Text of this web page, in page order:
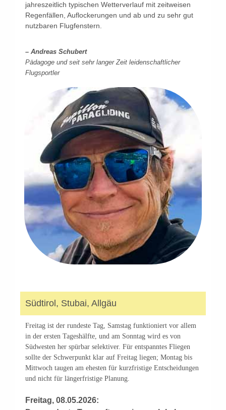
jahreszeitlich typischen Wetterverlauf mit zeitweisen
Regenfällen, Auflockerungen und ab und zu sehr gut
nutzbaren Flugfenstern.
– Andreas Schubert
Pädagoge und seit sehr langer Zeit leidenschaftlicher
Flugsportler
Südtirol, Stubai, Allgäu
Freitag ist der rundeste Tag, Samstag funktioniert vor allem
in der ersten Tageshälfte, und am Sonntag wird es von
Südwesten her spürbar selektiver. Für entspanntes Fliegen
sollte der Schwerpunkt klar auf Freitag liegen; Montag bis
Mittwoch taugen am ehesten für kurzfristige Entscheidungen
und nicht für längerfristige Planung.
Freitag, 08.05.2026: